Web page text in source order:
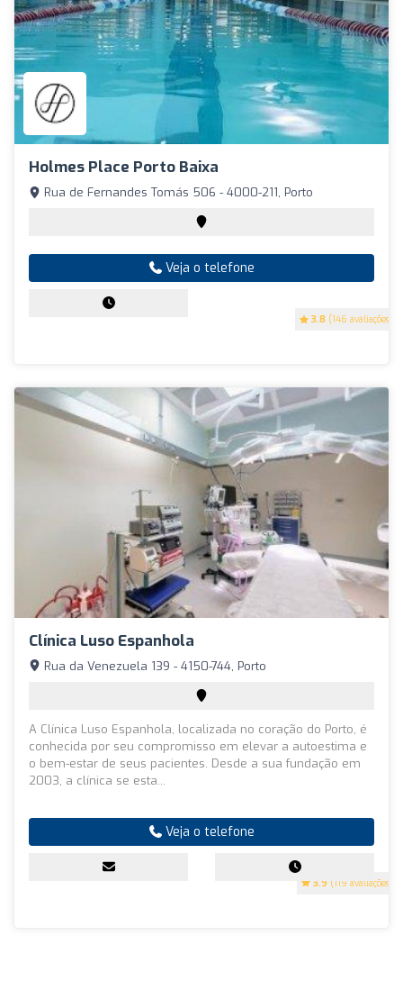
Holmes Place Porto Baixa
3.8 (146 avaliações)
Rua de Fernandes Tomás 506 - 4000-211, Porto
Veja o telefone
Clínica Luso Espanhola
3.9 (119 avaliações)
Rua da Venezuela 139 - 4150-744, Porto
A Clínica Luso Espanhola, localizada no coração do Porto, é
conhecida por seu compromisso em elevar a autoestima e
o bem-estar de seus pacientes. Desde a sua fundação em
2003, a clínica se esta...
Veja o telefone